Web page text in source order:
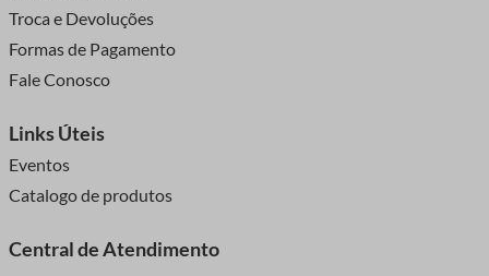
Troca e Devoluções
Formas de Pagamento
Fale Conosco
Links Úteis
Eventos
Catalogo de produtos
Central de Atendimento